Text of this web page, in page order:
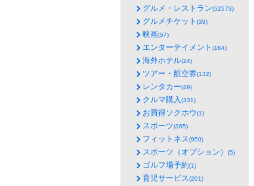
グルメ・レストラン(52573)
グルメチケット (39)
映画(57)
エンターテイメント (164)
海外ホテル(24)
ツアー・航空券(132)
レンタカー(49)
クルマ購入(331)
お買得ソクホウ(1)
スポーツ(365)
フィットネス(950)
スポーツ（オプション） (5)
ゴルフ場予約(1)
育児サービス(201)